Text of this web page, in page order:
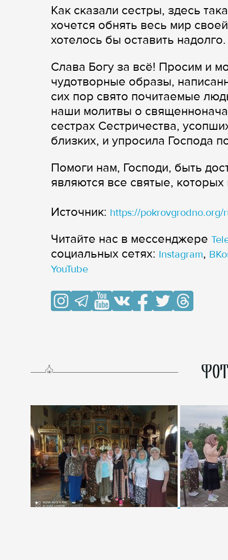
Как сказали сестры, здесь
хочется обнять весь мир
хотелось бы оставить надолго.
Слава Богу за всё! Просим и
чудотворные образы,
сих пор свято почитаемые
наши молитвы о
сестрах Сестричества,
близких, и упросила Господа
Помоги нам, Господи, быть
являются все святые,
Источник: https://
Читайте нас в мессенджере
cоциальных сетях: Instagram,
YouTube